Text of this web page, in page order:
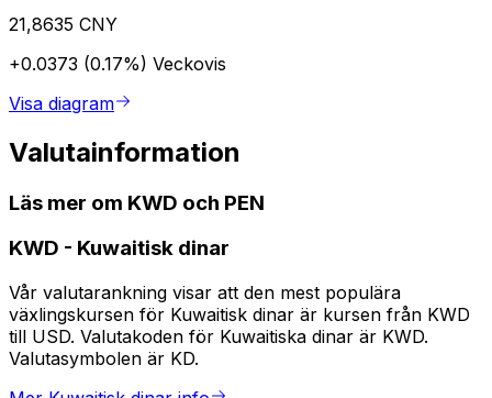
21,8635 CNY
+0.0373 (0.17%) Veckovis
Visa diagram
Valutainformation
Läs mer om KWD och PEN
KWD - Kuwaitisk dinar
Vår valutarankning visar att den mest populära
växlingskursen för Kuwaitisk dinar är kursen från KWD
till USD. Valutakoden för Kuwaitiska dinar är KWD.
Valutasymbolen är KD.